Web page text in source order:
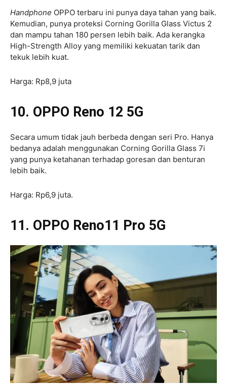
Handphone OPPO terbaru ini punya daya tahan yang baik.
Kemudian, punya proteksi Corning Gorilla Glass Victus 2
dan mampu tahan 180 persen lebih baik. Ada kerangka
High-Strength Alloy yang memiliki kekuatan tarik dan
tekuk lebih kuat.
Harga: Rp8,9 juta
10. OPPO Reno 12 5G
Secara umum tidak jauh berbeda dengan seri Pro. Hanya
bedanya adalah menggunakan Corning Gorilla Glass 7i
yang punya ketahanan terhadap goresan dan benturan
lebih baik.
Harga: Rp6,9 juta.
11. OPPO Reno11 Pro 5G